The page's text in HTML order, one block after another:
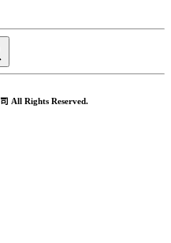
All Rights Reserved.